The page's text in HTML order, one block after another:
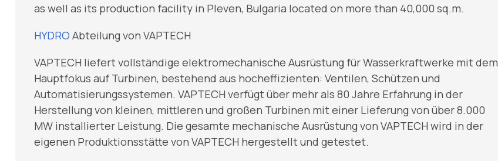
as well as its production facility in Pleven, Bulgaria located on more than 40,000 sq.m.
HYDRO Abteilung von VAPTECH
VAPTECH liefert vollständige elektromechanische Ausrüstung für Wasserkraftwerke mit dem
Hauptfokus auf Turbinen, bestehend aus hocheffizienten: Ventilen, Schützen und
Automatisierungssystemen. VAPTECH verfügt über mehr als 80 Jahre Erfahrung in der
Herstellung von kleinen, mittleren und großen Turbinen mit einer Lieferung von über 8.000
MW installierter Leistung. Die gesamte mechanische Ausrüstung von VAPTECH wird in der
eigenen Produktionsstätte von VAPTECH hergestellt und getestet.